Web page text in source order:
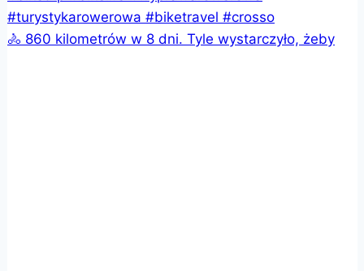
🚴 860 kilometrów w 8 dni. Tyle wystarczyło, żeby